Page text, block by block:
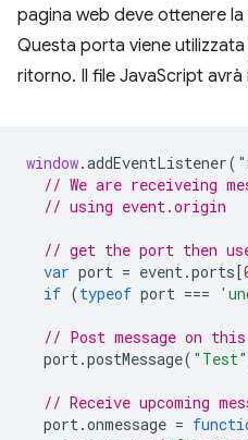
pagina web deve ottenere
Questa porta viene
ritorno. Il file JavaScript
window.addEventListener(
// We are receiveing
// using event.origin
// get the port then
var port = event.ports[
if (typeof port ===
// Post message on
port.postMessage( "Test"
// Receive upcoming
port.onmessage =